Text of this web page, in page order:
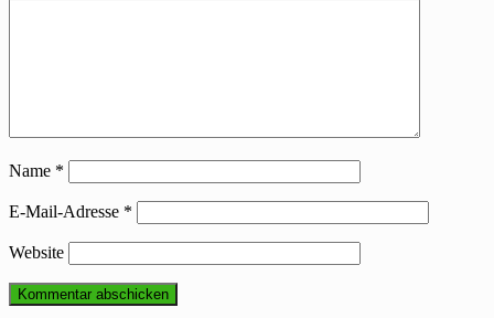
Name *
E-Mail-Adresse *
Website